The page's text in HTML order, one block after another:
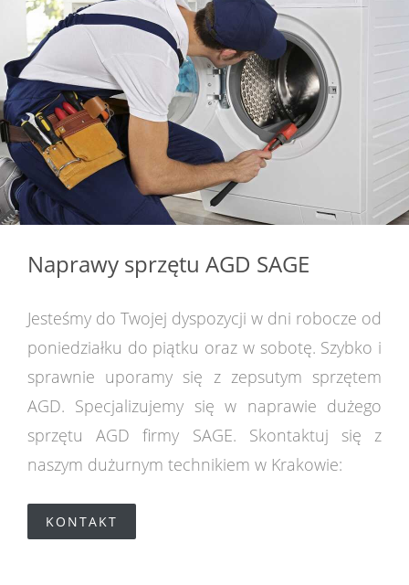
Naprawy sprzętu AGD SAGE
Jesteśmy do Twojej dyspozycji w dni robocze od
poniedziałku do piątku oraz w sobotę. Szybko i
sprawnie uporamy się z zepsutym sprzętem
AGD. Specjalizujemy się w naprawie dużego
sprzętu AGD firmy SAGE. Skontaktuj się z
naszym dużurnym technikiem w Krakowie:
KONTAKT